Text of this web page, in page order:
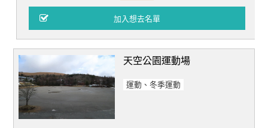
天空公園運動場
運動、冬季運動